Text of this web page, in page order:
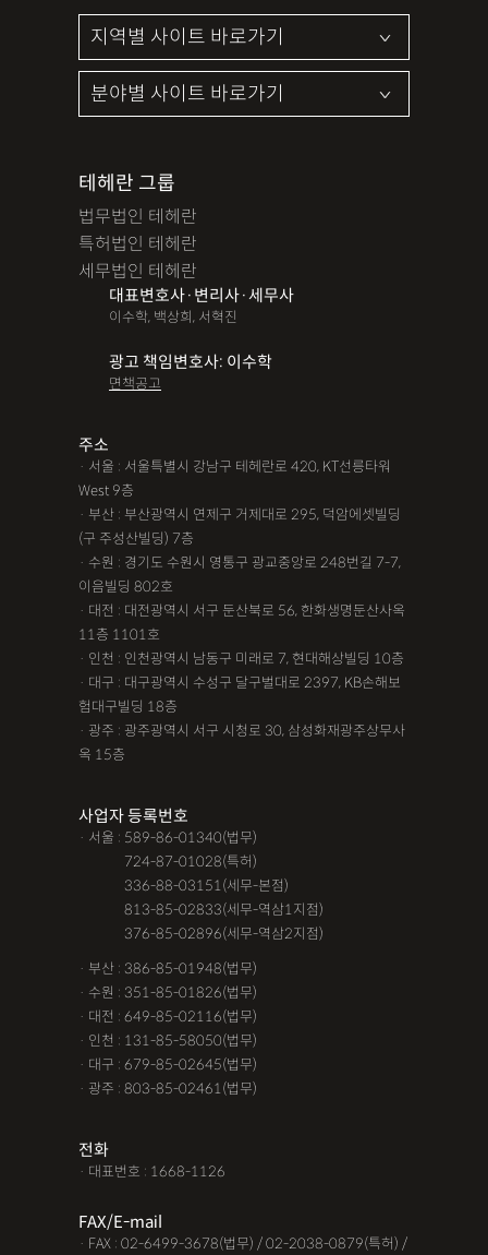
테헤란 그룹
법무법인 테헤란
특허법인 테헤란
세무법인 테헤란
대표변호사·변리사·세무사
이수학, 백상희, 서혁진
광고 책임변호사: 이수학
면책공고
주소
· 서울 : 서울특별시 강남구 테헤란로 420, KT선릉타워
West 9층
· 부산 : 부산광역시 연제구 거제대로 295, 덕암에셋빌딩
(구 주성산빌딩) 7층
· 수원 : 경기도 수원시 영통구 광교중앙로 248번길 7-7,
이음빌딩 802호
· 대전 : 대전광역시 서구 둔산북로 56, 한화생명둔산사옥
11층 1101호
· 인천 : 인천광역시 남동구 미래로 7, 현대해상빌딩 10층
· 대구 : 대구광역시 수성구 달구벌대로 2397, KB손해보
험대구빌딩 18층
· 광주 : 광주광역시 서구 시청로 30, 삼성화재광주상무사
옥 15층
사업자 등록번호
· 서울 : 589-86-01340(법무)
724-87-01028(특허)
336-88-03151(세무-본점)
813-85-02833(세무-역삼1지점)
376-85-02896(세무-역삼2지점)
· 부산 : 386-85-01948(법무)
· 수원 : 351-85-01826(법무)
· 대전 : 649-85-02116(법무)
· 인천 : 131-85-58050(법무)
· 대구 : 679-85-02645(법무)
· 광주 : 803-85-02461(법무)
전화
· 대표번호 : 1668-1126
FAX/E-mail
· FAX : 02-6499-3678(법무) / 02-2038-0879(특허) /